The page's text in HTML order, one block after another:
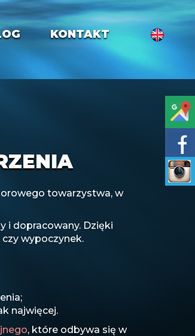
KONTAKT
towarzystwa, w
i dopracowany. Dzięki
wypoczynek.
najwięcej.
, które odbywa się w